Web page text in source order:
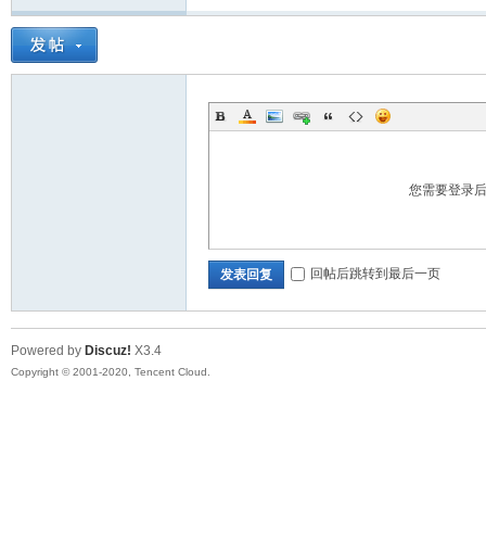
您需要登录
发表回复 回帖后跳转到最后一页
Powered by Discuz! X3.4
Copyright © 2001-2020, Tencent Cloud.